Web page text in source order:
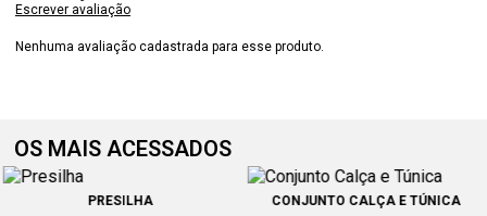
Escrever avaliação
Nenhuma avaliação cadastrada para esse produto.
OS MAIS ACESSADOS
PRESILHA CONJUNTO CALÇA E TÚNICA